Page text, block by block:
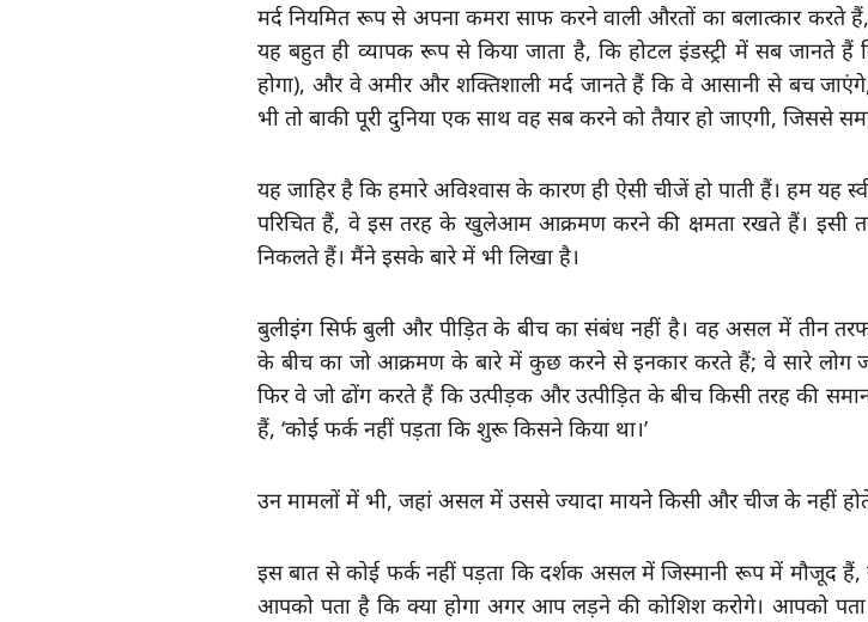
मर्द नियमित रूप से अपना कमरा साफ करने वाली औरतों का बलात्कार करते
यह बहुत ही व्यापक रूप से किया जाता है, कि होटल इंडस्ट्री में सब जानते हैं
होगा), और वे अमीर और शक्तिशाली मर्द जानते हैं कि वे आसानी से बच
भी तो बाकी पूरी दुनिया एक साथ वह सब करने को तैयार हो जाएगी, जिससे
यह जाहिर है कि हमारे अविश्वास के कारण ही ऐसी चीजें हो पाती हैं। हम यह
परिचित हैं, वे इस तरह के खुलेआम आक्रमण करने की क्षमता रखते हैं। इसी
निकलते हैं। मैंने इसके बारे में भी लिखा है।
बुलीइंग सिर्फ बुली और पीड़ित के बीच का संबंध नहीं है। वह असल में तीन
के बीच का जो आक्रमण के बारे में कुछ करने से इनकार करते हैं; वे सारे लोग
फिर वे जो ढोंग करते हैं कि उत्पीड़क और उत्पीड़ित के बीच किसी तरह की
हैं, ‘कोई फर्क नहीं पड़ता कि शुरू किसने किया था।’
उन मामलों में भी, जहां असल में उससे ज्यादा मायने किसी और चीज के नहीं
इस बात से कोई फर्क नहीं पड़ता कि दर्शक असल में जिस्मानी रूप में मौजूद हैं,
आपको पता है कि क्या होगा अगर आप लड़ने की कोशिश करोगे। आपको